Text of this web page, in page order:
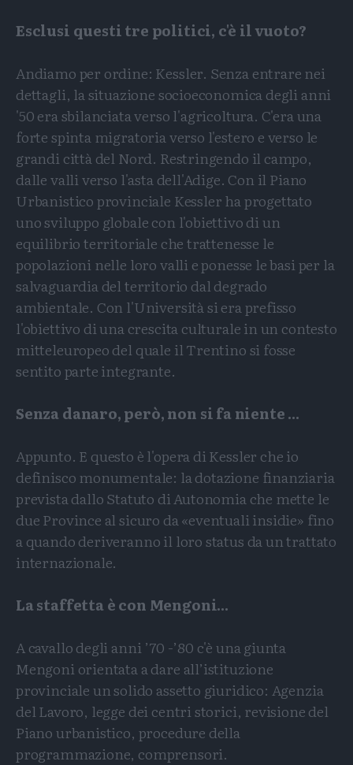
Esclusi questi tre politici, c'è il vuoto?
Andiamo per ordine: Kessler. Senza entrare nei
dettagli, la situazione socioeconomica degli anni
'50 era sbilanciata verso l'agricoltura. C'era una
forte spinta migratoria verso l'estero e verso le
grandi città del Nord. Restringendo il campo,
dalle valli verso l'asta dell'Adige. Con il Piano
Urbanistico provinciale Kessler ha progettato
uno sviluppo globale con l'obiettivo di un
equilibrio territoriale che trattenesse le
popolazioni nelle loro valli e ponesse le basi per la
salvaguardia del territorio dal degrado
ambientale. Con l'Università si era prefisso
l'obiettivo di una crescita culturale in un contesto
mitteleuropeo del quale il Trentino si fosse
sentito parte integrante.
Senza danaro, però, non si fa niente ...
Appunto. E questo è l'opera di Kessler che io
definisco monumentale: la dotazione finanziaria
prevista dallo Statuto di Autonomia che mette le
due Province al sicuro da «eventuali insidie» fino
a quando deriveranno il loro status da un trattato
internazionale.
La staffetta è con Mengoni...
A cavallo degli anni ’70 -’80 c'è una giunta
Mengoni orientata a dare all’istituzione
provinciale un solido assetto giuridico: Agenzia
del Lavoro, legge dei centri storici, revisione del
Piano urbanistico, procedure della
programmazione, comprensori.